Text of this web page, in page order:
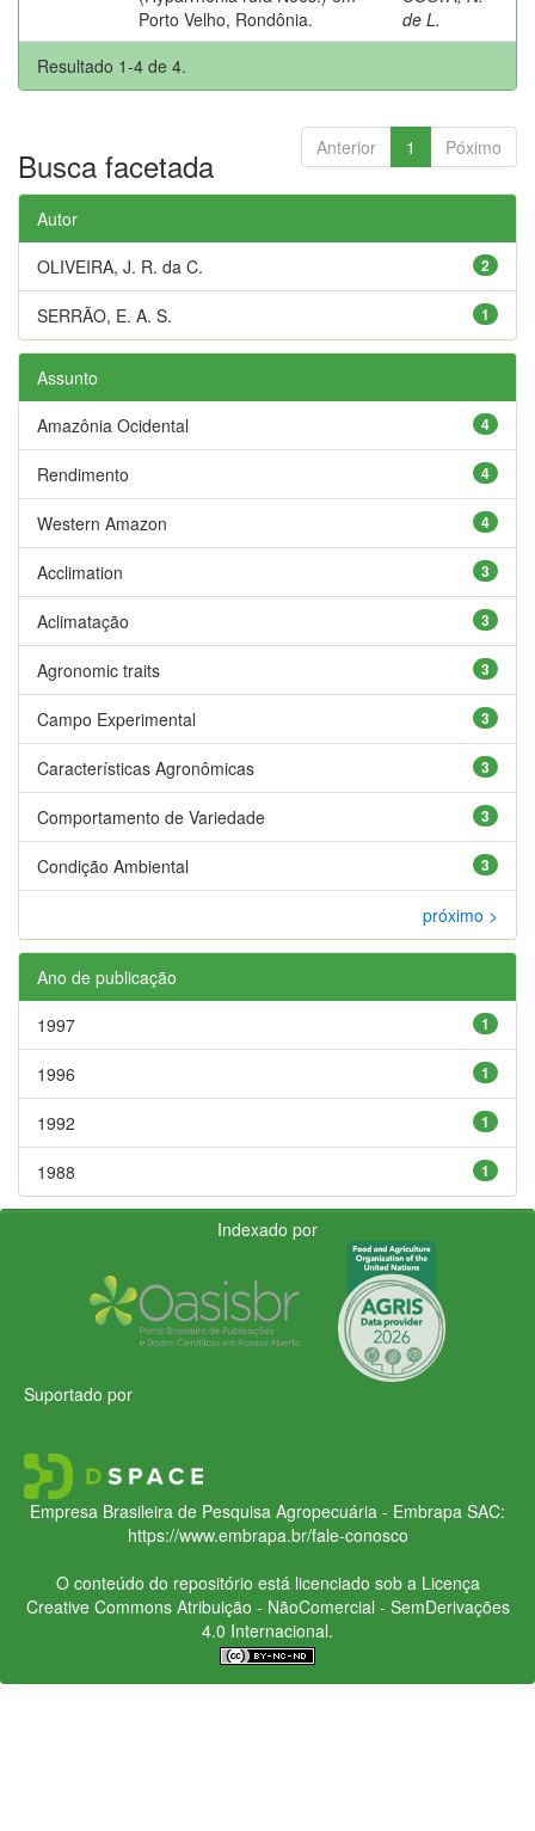
Porto Velho, Rondônia.
de L.
Resultado 1-4 de 4.
Anterior 1 Póximo
Busca facetada
Autor
2
OLIVEIRA, J. R. da C.
1
SERRÃO, E. A. S.
Assunto
4
Amazônia Ocidental
4
Rendimento
4
Western Amazon
3
Acclimation
3
Aclimatação
3
Agronomic traits
3
Campo Experimental
3
Características Agronômicas
3
Comportamento de Variedade
3
Condição Ambiental
próximo >
Ano de publicação
1
1997
1
1996
1
1992
1
1988
Indexado por
Suportado por
Empresa Brasileira de Pesquisa Agropecuária - Embrapa SAC:
https://www.embrapa.br/fale-conosco
O conteúdo do repositório está licenciado sob a Licença
Creative CommonsAtribuição - NãoComercial - SemDerivações
4.0 Internacional.